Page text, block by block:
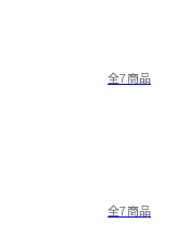
全7商品
全7商品